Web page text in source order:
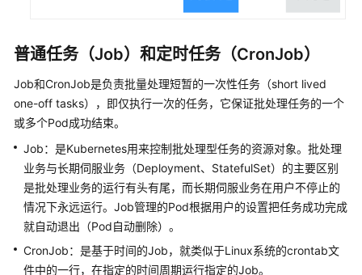
配
置
项
钥
弹
性
伸
普通任务（Job）和定时任务（CronJob）
Job和CronJob是负责批量处理短暂的一次性任务（short lived
one-off tasks），即仅执行一次的任务，它保证批处理任务的一个
或多个Pod成功结束。
Job：是Kubernetes用来控制批处理型任务的资源对象。批处理
业务与长期伺服业务（Deployment、StatefulSet）的主要区别
是批处理业务的运行有头有尾，而长期伺服业务在用户不停止的
情况下永远运行。Job管理的Pod根据用户的设置把任务成功完成
就自动退出（Pod自动删除）。
CronJob：是基于时间的Job，就类似于Linux系统的crontab文
件中的一行，在指定的时间周期运行指定的Job。